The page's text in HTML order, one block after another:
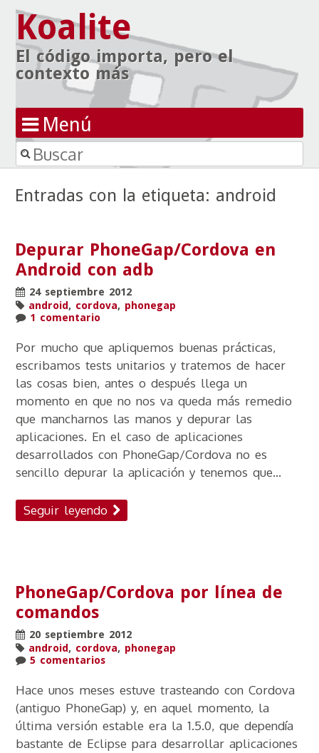
Koalite
El código importa, pero el
contexto más
Menú
Ir al contenido
Buscar
Entradas con la etiqueta: android
Depurar PhoneGap/Cordova en
Android con adb
24 septiembre 2012
android , cordova, phonegap
1 comentario
Por mucho que apliquemos buenas prácticas,
escribamos tests unitarios y tratemos de hacer
las cosas bien, antes o después llega un
momento en que no nos va queda más remedio
que mancharnos las manos y depurar las
aplicaciones. En el caso de aplicaciones
desarrollados con PhoneGap/Cordova no es
sencillo depurar la aplicación y tenemos que...
Seguir leyendo
PhoneGap/Cordova por línea de
comandos
20 septiembre 2012
android , cordova, phonegap
5 comentarios
Hace unos meses estuve trasteando con Cordova
(antiguo PhoneGap) y, en aquel momento, la
última versión estable era la 1.5.0, que dependía
bastante de Eclipse para desarrollar aplicaciones